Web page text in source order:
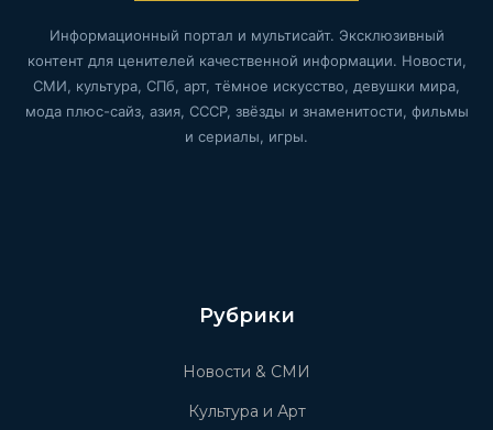
Информационный портал и мультисайт. Эксклюзивный
контент для ценителей качественной информации. Новости,
СМИ, культура, СПб, арт, тёмное искусство, девушки мира,
мода плюс-сайз, азия, СССР, звёзды и знаменитости, фильмы
и сериалы, игры.
Рубрики
Новости & СМИ
Культура и Арт